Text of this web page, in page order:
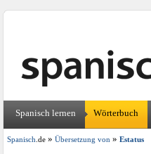
Spanisch lernen Wörterbuch
Spanisch .de» Übersetzung von» Estatus